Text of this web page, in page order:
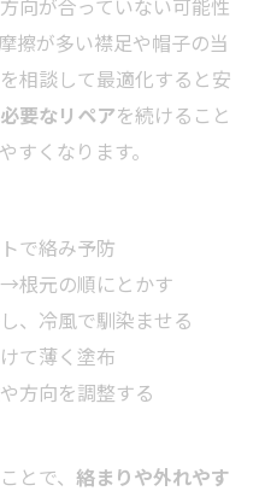
向が合っていない可能性
擦が多い襟足や帽子の当
相談して最適化すると安
要なリペアを続けること
すくなります。
で絡み予防
根元の順にとかす
、冷風で馴染ませる
て薄く塗布
方向を調整する
とで、 絡まりや外れやす